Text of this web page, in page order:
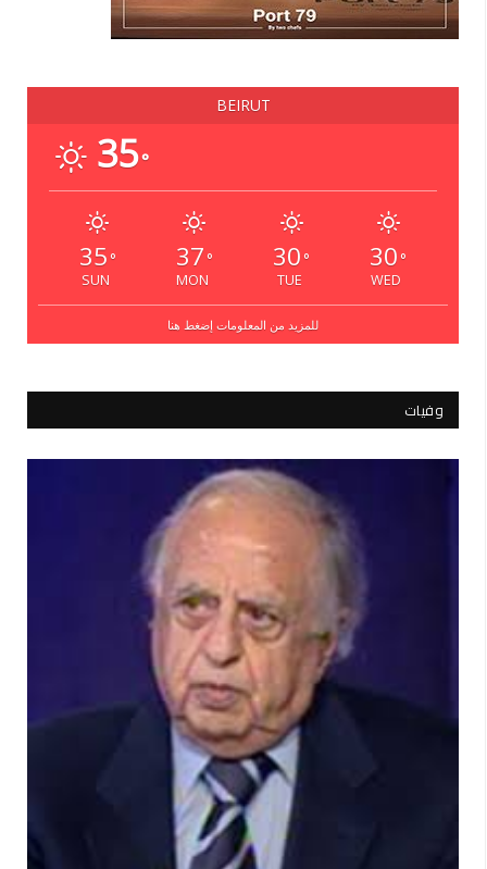
BEIRUT
35°
35 °
SUN
37 °
MON
30 °
TUE
30 °
WED
للمزيد من المعلومات إضغط هنا
وفيات